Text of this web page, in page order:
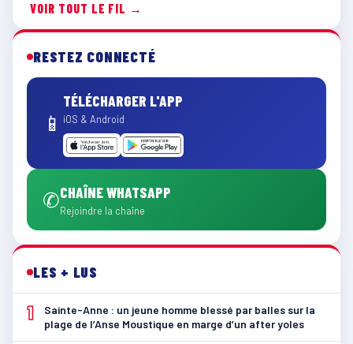
VOIR TOUT LE FIL →
RESTEZ CONNECTÉ
📱
TÉLÉCHARGER L'APP
iOS & Android
✆CHAÎNE WHATSAPP
Rejoindre la chaîne
LES + LUS
1
Sainte-Anne : un jeune homme blessé par balles sur la
plage de l’Anse Moustique en marge d’un after yoles